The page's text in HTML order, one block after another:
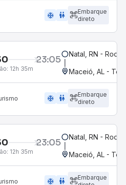
ac_unit wc
Embarque
direto
23:05
12h 35m
Natal, RN -
Maceió, AL -
ac_unit wc
Embarque
direto
23:05
12h 35m
Natal, RN -
Maceió, AL -
ac_unit wc
Embarque